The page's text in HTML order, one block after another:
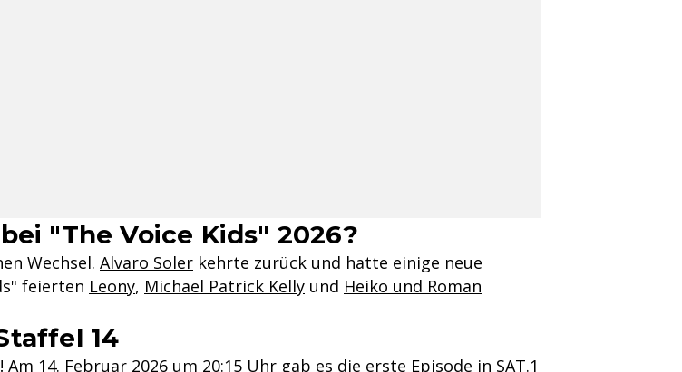
"The Voice Kids" 2026?
Wechsel. Alvaro Soler kehrte zurück und hatte einige neue
feierten Leony, Michael Patrick Kelly und Heiko und Roman
14
14. Februar 2026 um 20:15 Uhr gab es die erste Episode in SAT.1